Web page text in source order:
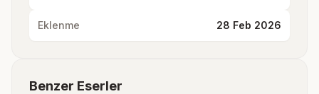
Eklenme 28 Feb 2026
Benzer Eserler